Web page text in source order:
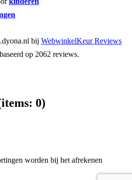
bij WebwinkelKeur Reviews
op 2062 reviews.
0)
worden bij het afrekenen